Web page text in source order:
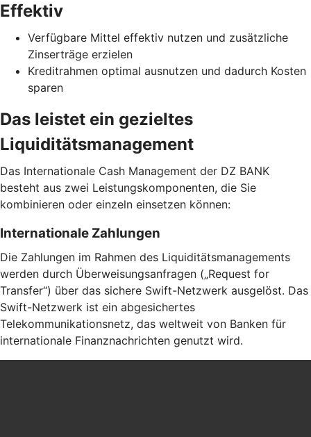
Effektiv
Verfügbare Mittel effektiv nutzen und zusätzliche
Zinserträge erzielen
Kreditrahmen optimal ausnutzen und dadurch Kosten
sparen
Das leistet ein gezieltes
Liquiditätsmanagement
Das Internationale Cash Management der DZ BANK
besteht aus zwei Leistungskomponenten, die Sie
kombinieren oder einzeln einsetzen können:
Internationale Zahlungen
Die Zahlungen im Rahmen des Liquiditätsmanagements
werden durch Überweisungsanfragen („Request for
Transfer“) über das sichere Swift-Netzwerk ausgelöst. Das
Swift-Netzwerk ist ein abgesichertes
Telekommunikationsnetz, das weltweit von Banken für
internationale Finanznachrichten genutzt wird.